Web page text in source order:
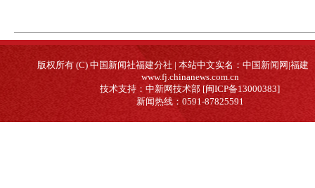
版权所有 (C) 中国新闻社福建分社 | 本站中文实名：中国新闻网|福建
www.fj.chinanews.com.cn
技术支持：中新网技术部 [闽ICP备13000383]
新闻热线：0591-87825591